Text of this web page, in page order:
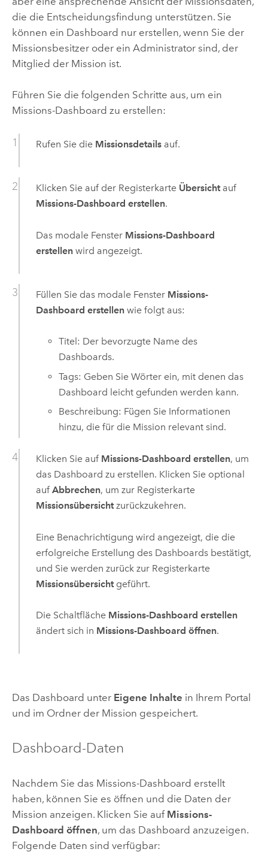
die die Entscheidungsfindung unterstützen. Sie
können ein Dashboard nur erstellen, wenn Sie der
Missionsbesitzer oder ein Administrator sind, der
Mitglied der Mission ist.
Führen Sie die folgenden Schritte aus, um ein
Missions-Dashboard zu erstellen:
Rufen Sie die Missionsdetailsauf.
Klicken Sie auf der Registerkarte Übersichtauf
Missions-Dashboard erstellen.
Das modale Fenster Missions-Dashboard
erstellenwird angezeigt.
Füllen Sie das modale Fenster Missions-
Dashboard erstellenwie folgt aus:
Titel: Der bevorzugte Name des
Dashboards.
Tags: Geben Sie Wörter ein, mit denen das
Dashboard leicht gefunden werden kann.
Beschreibung: Fügen Sie Informationen
hinzu, die für die Mission relevant sind.
Klicken Sie auf Missions-Dashboard erstellen, um
das Dashboard zu erstellen. Klicken Sie optional
auf Abbrechen, um zur Registerkarte
Missionsübersichtzurückzukehren.
Eine Benachrichtigung wird angezeigt, die die
erfolgreiche Erstellung des Dashboards bestätigt,
und Sie werden zurück zur Registerkarte
Missionsübersichtgeführt.
Die Schaltfläche Missions-Dashboard erstellen
ändert sich in Missions-Dashboard öffnen.
Das Dashboard unter Eigene Inhalte in Ihrem Portal
und im Ordner der Mission gespeichert.
Dashboard-Daten
Nachdem Sie das Missions-Dashboard erstellt
haben, können Sie es öffnen und die Daten der
Mission anzeigen. Klicken Sie auf Missions-
Dashboard öffnen, um das Dashboard anzuzeigen.
Folgende Daten sind verfügbar: